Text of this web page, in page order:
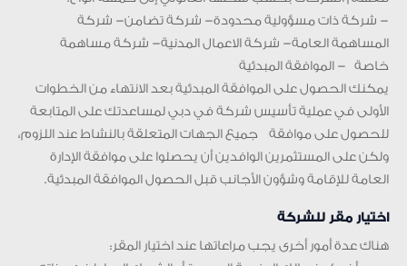
– شركة ذات مسؤولية محدودة– شركة تضامن– شركة
المساهمة العامة– شركة الاعمال المدنية– شركة مساهمة
خاصة – الموافقة المبدئية
يمكنك الحصول على الموافقة المبدئية بعد الانتهاء من الخطوات
الأولى في عملية تأسيس شركة في دبي لمساعدتك على المتابعة
للحصول على موافقة جميع الجهات المتعلقة بالنشاط عند اللزوم،
ولكن على المستثمرين الوافدين أن يحصلوا على موافقة الإدارة
العامة للإقامة وشؤون الأجانب قبل الحصول الموافقة المبدئية.
اختيار مقر للشركة
هناك عدة أمور أخرى يجب مراعاتها عند اختيار المقر: